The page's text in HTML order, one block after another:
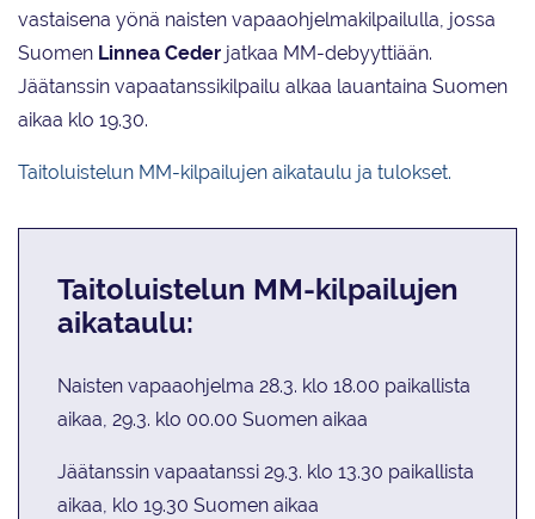
vastaisena yönä naisten vapaaohjelmakilpailulla, jossa
Suomen Linnea Ceder jatkaa MM-debyyttiään.
Jäätanssin vapaatanssikilpailu alkaa lauantaina Suomen
aikaa klo 19.30.
Taitoluistelun MM-kilpailujen aikataulu ja tulokset.
Taitoluistelun MM-kilpailujen
aikataulu:
Naisten vapaaohjelma 28.3. klo 18.00 paikallista
aikaa, 29.3. klo 00.00 Suomen aikaa
Jäätanssin vapaatanssi 29.3. klo 13.30 paikallista
aikaa, klo 19.30 Suomen aikaa